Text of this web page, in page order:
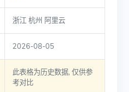
浙江 杭州 阿里云
2026-08-05
此表格为历史数据, 仅供参
考对比